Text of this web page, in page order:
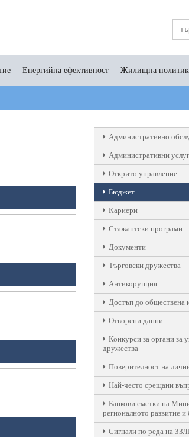
Енергийна ефективност Жилищна
Административно
Административни
Открито управление
Бюджет
Кариери
Стажантски програми
Документи
Търговски дружества
Антикорупция
Достъп до обществена
Отворени данни
Конкурси за органи за
дружества
Поверителност на
Най-често срещани
Банкови сметки на
регионалното развитие и
Сигнали по реда на